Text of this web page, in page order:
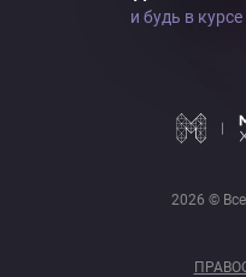
и будь в
2026 ©